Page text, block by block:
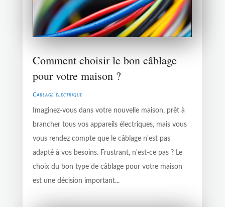
Comment choisir le bon câblage
pour votre maison ?
Câblage électrique
Imaginez-vous dans votre nouvelle maison, prêt à
brancher tous vos appareils électriques, mais vous
vous rendez compte que le câblage n'est pas
adapté à vos besoins. Frustrant, n'est-ce pas ? Le
choix du bon type de câblage pour votre maison
est une décision important...